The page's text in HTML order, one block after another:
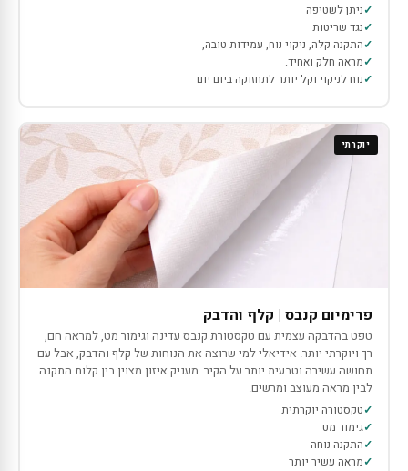
ניתן לשטיפה
נגד שריטות
התקנה קלה, ניקוי נוח, עמידות טובה,
מראה חלק ואחיד.
נוח לניקוי וקל יותר לתחזוקה ביום־יום
יוקרתי
פרימיום קנבס | קלף והדבק
טפט בהדבקה עצמית עם טקסטורת קנבס עדינה וגימור מט, למראה חם,
רך ויוקרתי יותר. אידיאלי למי שרוצה את הנוחות של קלף והדבק, אבל עם
תחושה עשירה וטבעית יותר על הקיר. מעניק איזון מצוין בין קלות התקנה
לבין מראה מעוצב ומרשים.
טקסטורה יוקרתית
גימור מט
התקנה נוחה
מראה עשיר יותר